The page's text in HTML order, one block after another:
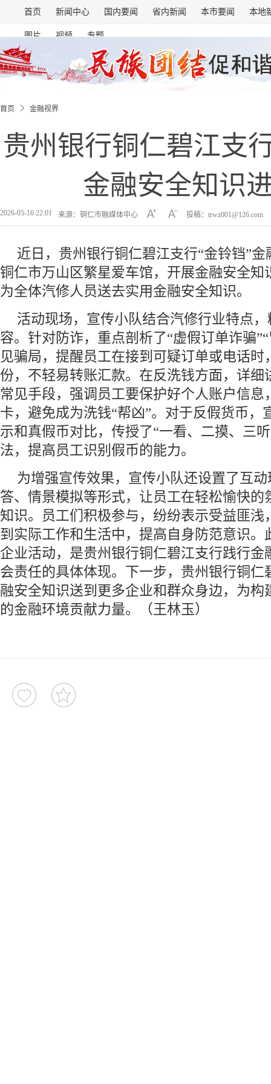
首页 新闻中心 国内要闻 省内新闻 本市要闻 本地
图片 视频 专题
首页 金融视界
贵州银行铜仁碧江支
金融安全知识
2026-05-16 22:01 来源：铜仁市融媒体中心 投稿：trwz001@126.com
近日，贵州银行铜仁碧江支行“金铃铛”
铜仁市万山区繁星爱车馆，开展金融安全知
为全体汽修人员送去实用金融安全知识。
活动现场，宣传小队结合汽修行业特点
容。针对防诈，重点剖析了“虚假订单诈骗
见骗局，提醒员工在接到可疑订单或电话时
份，不轻易转账汇款。在反洗钱方面，详细
常见手段，强调员工要保护好个人账户信息
卡，避免成为洗钱“帮凶”。对于反假货币，
示和真假币对比，传授了“一看、二摸、三
法，提高员工识别假币的能力。
为增强宣传效果，宣传小队还设置了互
答、情景模拟等形式，让员工在轻松愉快的
知识。员工们积极参与，纷纷表示受益匪浅
到实际工作和生活中，提高自身防范意识。
企业活动，是贵州银行铜仁碧江支行践行金
会责任的具体体现。下一步，贵州银行铜仁
融安全知识送到更多企业和群众身边，为构
的金融环境贡献力量。（王林玉）